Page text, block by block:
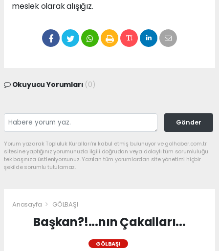
meslek olarak alışığız.
Okuyucu Yorumları (0)
Gönder
Yorum yazarak Topluluk Kuralları’nı kabul etmiş bulunuyor ve golhaber.com.tr
sitesine yaptığınız yorumunuzla ilgili doğrudan veya dolaylı tüm sorumluluğu
tek başınıza üstleniyorsunuz. Yazılan tüm yorumlardan site yönetimi hiçbir
şekilde sorumlu tutulamaz.
Anasayfa GÖLBAŞI
Başkan?!...nın Çakalları...
GÖLBAŞI